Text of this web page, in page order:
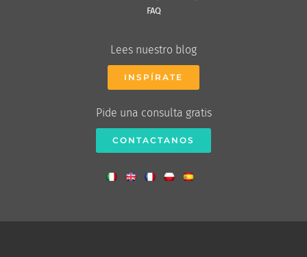
FAQ
Lees nuestro blog
INSPÍRATE
Pide una consulta gratis
CONTACTANOS